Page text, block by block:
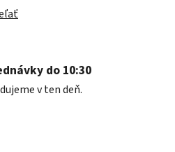
do 10:30
v ten deň.